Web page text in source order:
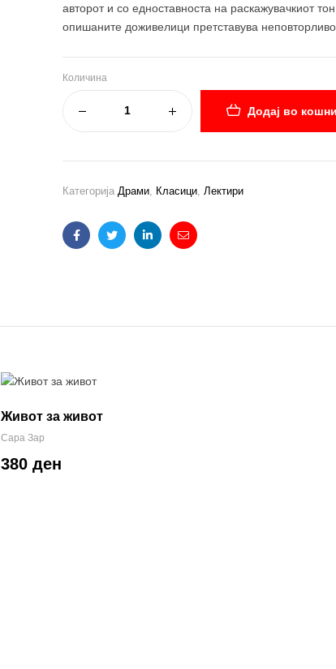
авторот и со едноставноста на раскажувачкиот
опишаните доживелици претставува
Количина
Додај во
Категорија Драми Класици Лектири
FacebookTwitterLinkedinEmail
Живот за живот
Сара Зар
380 ден